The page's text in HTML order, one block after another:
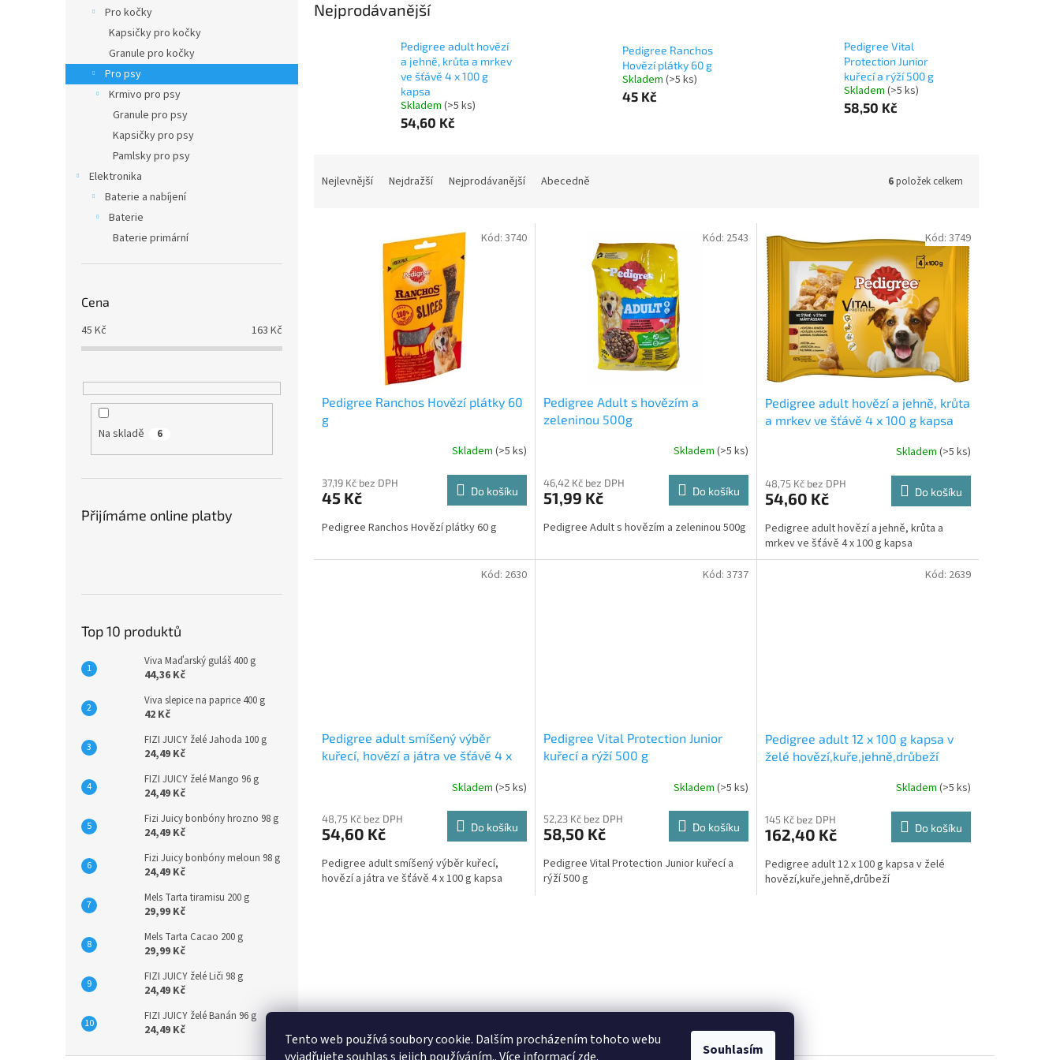
Tento web používá soubory cookie. Dalším procházením tohoto webu
Souhlasím
Pro kočky
Kapsičky pro kočky
Granule pro kočky
Pro psy
Krmivo pro psy
Granule pro psy
Kapsičky pro psy
Pamlsky pro psy
Elektronika
Baterie a nabíjení
Baterie
Baterie primární
Cena
45 Kč 163 Kč
Na skladě 6
Přijímáme online platby
Top 10 produktů
Viva Maďarský guláš 400 g
44,36 Kč
Viva slepice na paprice 400 g
42 Kč
FIZI JUICY želé Jahoda 100 g
24,49 Kč
FIZI JUICY želé Mango 96 g
24,49 Kč
Fizi Juicy bonbóny hrozno 98 g
24,49 Kč
Fizi Juicy bonbóny meloun 98 g
24,49 Kč
Mels Tarta tiramisu 200 g
29,99 Kč
Mels Tarta Cacao 200 g
29,99 Kč
FIZI JUICY želé Liči 98 g
24,49 Kč
FIZI JUICY želé Banán 96 g
24,49 Kč
Nejprodávanější
Pedigree adult hovězí
a jehně, krůta a mrkev
ve šťávě 4 x 100 g
kapsa
Skladem (>5 ks)
54,60 Kč
Pedigree Ranchos
Hovězí plátky 60 g
Skladem (>5 ks)
45 Kč
Pedigree Vital
Protection Junior
kuřecí a rýží 500 g
Skladem (>5 ks)
58,50 Kč
Nejlevnější Nejdražší Nejprodávanější Abecedně 6položek celkem
Pedigree Ranchos Hovězí plátky 60
g
Skladem (>5 ks)
37,19 Kč bez DPH
45 Kč Do košíku
Pedigree Ranchos Hovězí plátky 60 g
Kód: 3740
Pedigree Adult s hovězím a
zeleninou 500g
produktu
je
z
hvězdiček.
Skladem (>5 ks)
46,42 Kč bez DPH
51,99 Kč Do košíku
Pedigree Adult s hovězím a zeleninou 500g
Kód: 2543
Pedigree adult hovězí a jehně, krůta
a mrkev ve šťávě 4 x 100 g kapsa
Skladem (>5 ks)
48,75 Kč bez DPH
54,60 Kč Do košíku
Pedigree adult hovězí a jehně, krůta a
mrkev ve šťávě 4 x 100 g kapsa
Kód: 3749
Pedigree adult smíšený výběr
kuřecí, hovězí a játra ve šťávě 4 x
Skladem (>5 ks)
48,75 Kč bez DPH
54,60 Kč Do košíku
Pedigree adult smíšený výběr kuřecí,
hovězí a játra ve šťávě 4 x 100 g kapsa
Kód: 2630
Pedigree Vital Protection Junior
kuřecí a rýží 500 g
Skladem (>5 ks)
52,23 Kč bez DPH
58,50 Kč Do košíku
Pedigree Vital Protection Junior kuřecí a
rýží 500 g
Kód: 3737
Pedigree adult 12 x 100 g kapsa v
želé hovězí,kuře,jehně,drůbeží
Skladem (>5 ks)
145 Kč bez DPH
162,40 Kč Do košíku
Pedigree adult 12 x 100 g kapsa v želé
hovězí,kuře,jehně,drůbeží
Kód: 2639
c
p